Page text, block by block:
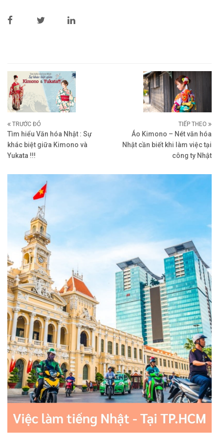
TRƯỚC ĐÓ
Tìm hiểu Văn hóa Nhật : Sự
khác biệt giữa Kimono và
Yukata !!!
TIẾP THEO
Áo Kimono – Nét văn hóa
Nhật cần biết khi làm việc tại
công ty Nhật